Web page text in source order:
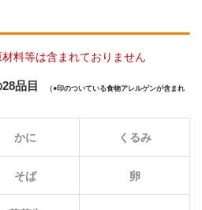
料等は含まれておりません
品目 （ 印のついている食物アレルゲンが含まれ
かに くるみ
そば 卵